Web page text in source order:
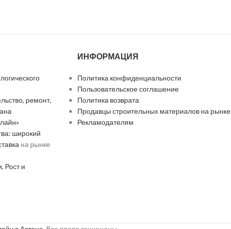
ремонт,
широкий
на рынке
Рост и
ИНФОРМАЦИЯ
Политика конфиденциальности
Пользовательское соглашение
Политика возврата
Продавцы строительных материалов на рынке
Рекламодателям